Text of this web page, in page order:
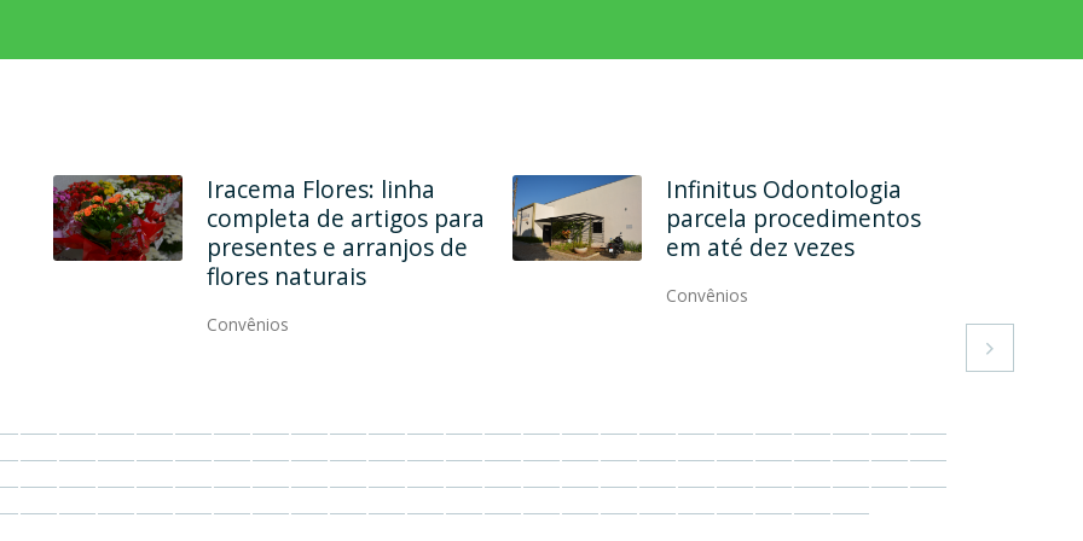
Em dois endereços, Ana
Maria Modas une
qualidade, elegância e
modernidade
Convênios
Rehab Odontologia
Especializada formaliza
convênio
Convênios
